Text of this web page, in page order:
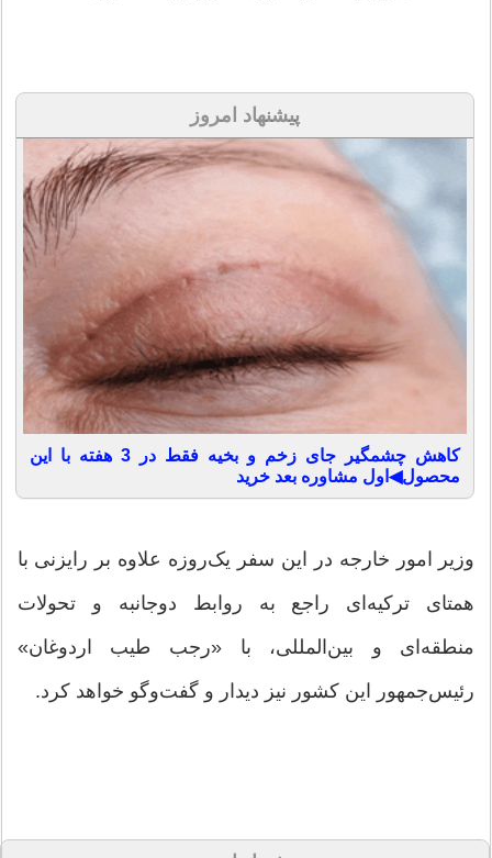
پیشنهاد امروز
کاهش چشمگیر جای زخم و بخیه فقط در 3 هفته با این
محصول◀اول مشاوره بعد خرید
وزیر امور خارجه در این سفر یک‌روزه علاوه بر رایزنی با
همتای ترکیه‌ای راجع به روابط دوجانبه و تحولات
منطقه‌ای و بین‌المللی، با «رجب طیب اردوغان»
رئیس‌جمهور این کشور نیز دیدار و گفت‌وگو خواهد کرد.